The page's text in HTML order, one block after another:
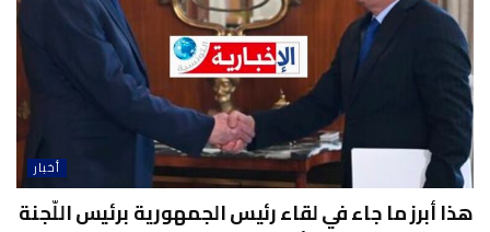
أخبار
هذا أبرز ما جاء في لقاء رئيس الجمهورية برئيس اللّجنة